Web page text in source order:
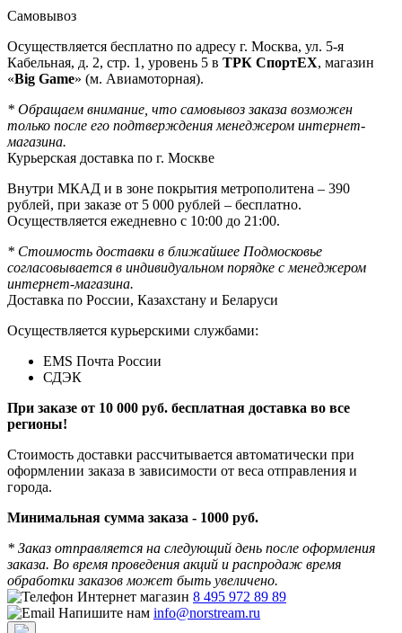
Самовывоз
Осуществляется бесплатно по адресу г. Москва, ул. 5-я
Кабельная, д. 2, стр. 1, уровень 5 в ТРК СпортЕХ, магазин
«Big Game» (м. Авиамоторная).
* Обращаем внимание, что самовывоз заказа возможен
только после его подтверждения менеджером интернет-
магазина.
Курьерская доставка по г. Москве
Внутри МКАД и в зоне покрытия метрополитена – 390
рублей, при заказе от 5 000 рублей – бесплатно.
Осуществляется ежедневно с 10:00 до 21:00.
* Стоимость доставки в ближайшее Подмосковье
согласовывается в индивидуальном порядке с менеджером
интернет-магазина.
Доставка по России, Казахстану и Беларуси
Осуществляется курьерскими службами:
EMS Почта России
СДЭК
При заказе от 10 000 руб. бесплатная доставка во все
регионы!
Стоимость доставки рассчитывается автоматически при
оформлении заказа в зависимости от веса отправления и
города.
Минимальная сумма заказа - 1000 руб.
* Заказ отправляется на следующий день после оформления
заказа. Во время проведения акций и распродаж время
обработки заказов может быть увеличено.
Интернет магазин 8 495 972 89 89
Напишите нам info@norstream.ru